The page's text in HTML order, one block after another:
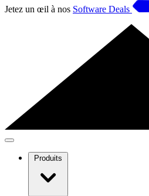
Jetez un œil à nos Software Deals
Produits